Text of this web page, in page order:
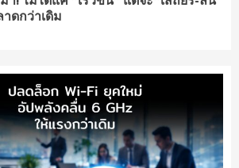
ดกว่าเดิม